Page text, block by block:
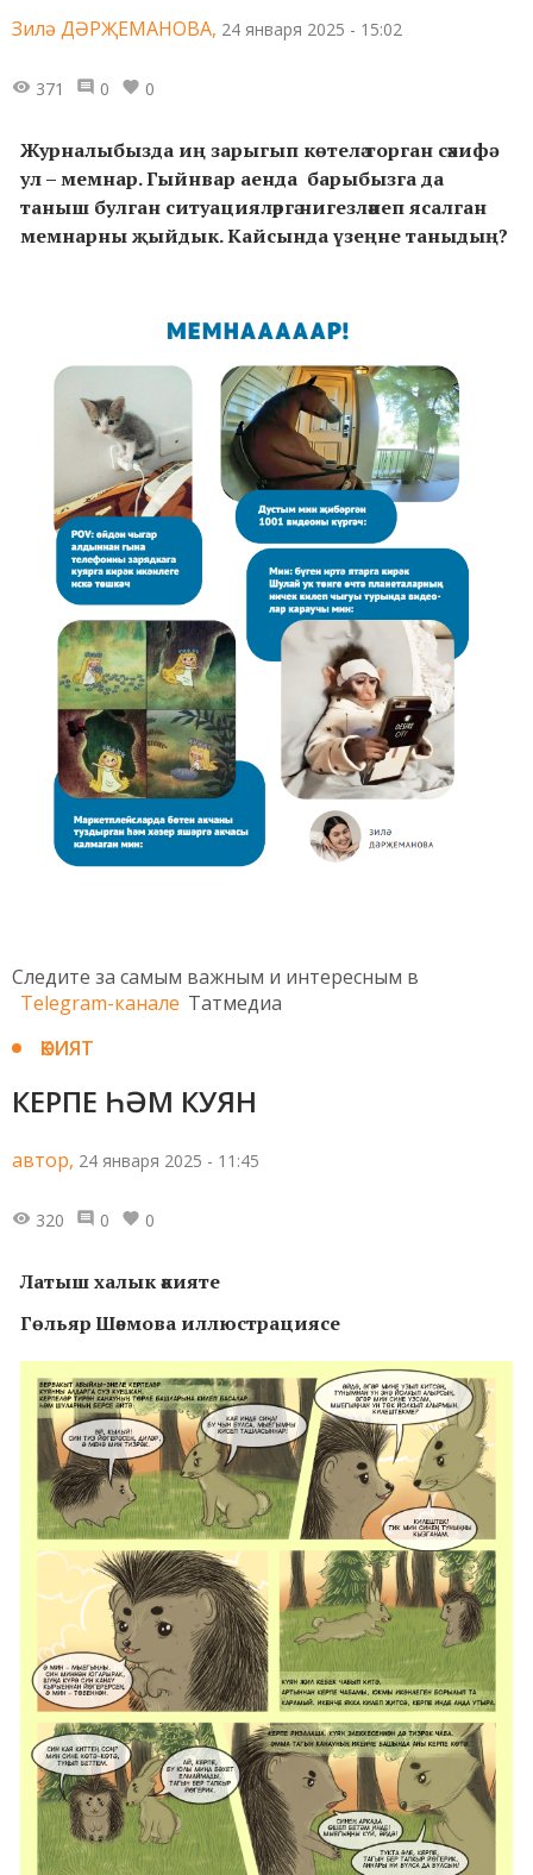
Зилә ДӘРҖЕМАНОВА, 24 января 2025 - 15:02
371 0 0
Журналыбызда иң зарыгып көтелә торган сәхифә
ул – мемнар. Гыйнвар аенда барыбызга да
таныш булган ситуацияләргә нигезләнеп ясалган
мемнарны җыйдык. Кайсында үзеңне таныдың?
Следите за самым важным и интересным в
Telegram-канале Татмедиа
ӘКИЯТ
КЕРПЕ ҺӘМ КУЯН
автор, 24 января 2025 - 11:45
320 0 0
Латыш халык әкияте
Гөльяр Шәемова иллюстрациясе